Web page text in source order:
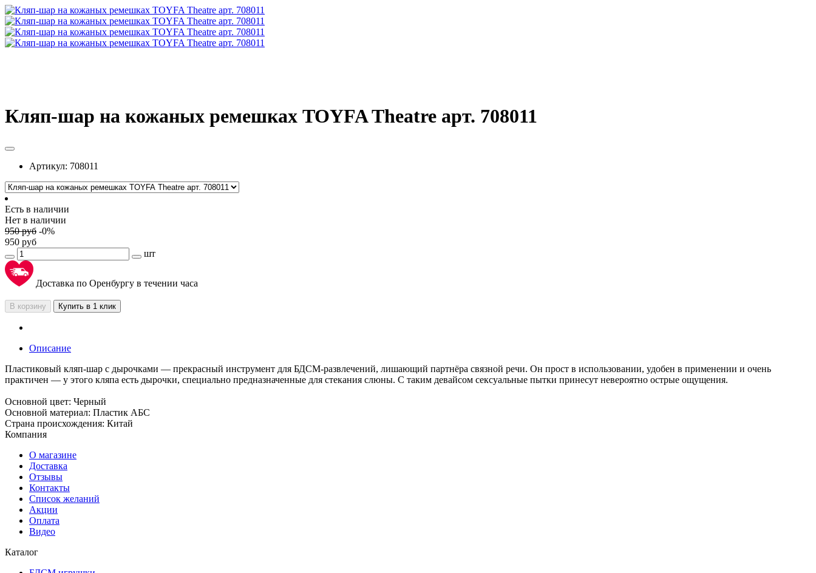
Кляп-шар на кожаных ремешках TOYFA Theatre арт. 708011
Артикул: 708011
Есть в наличии
Нет в наличии
950руб -0%
950 руб
шт
Доставка по Оренбургу в течении часа
В корзину Купить в 1 клик
Описание
Пластиковый кляп-шар с дырочками — прекрасный инструмент для БДСМ-развлечений, лишающий партнёра связной речи. Он прост в использовании, удобен в применении и очень
практичен — у этого кляпа есть дырочки, специально предназначенные для стекания слюны. С таким девайсом сексуальные пытки принесут невероятно острые ощущения.
Основной цвет: Черный
Основной материал: Пластик АБС
Страна происхождения: Китай
Компания
О магазине
Доставка
Отзывы
Контакты
Список желаний
Акции
Оплата
Видео
Каталог